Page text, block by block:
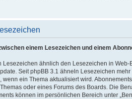
einem Lesezeichen und einem
Lesezeichen ähnlich den Lesezeichen in
Seit phpBB 3.1 ähneln Lesezeichen
wenn ein Thema aktualisiert wird.
oder eines Forums des Boards. Die
können im persönlichen Bereich unter